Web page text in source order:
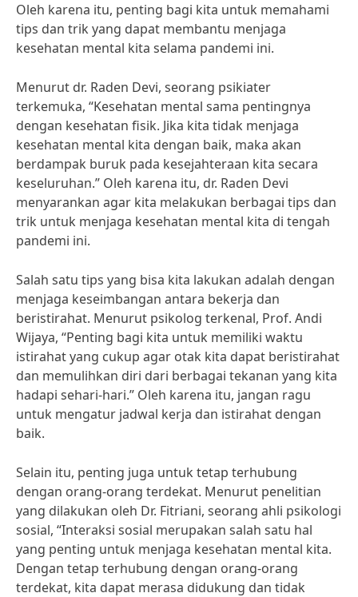
Oleh karena itu, penting bagi kita untuk memahami
tips dan trik yang dapat membantu menjaga
kesehatan mental kita selama pandemi ini.
Menurut dr. Raden Devi, seorang psikiater
terkemuka, “Kesehatan mental sama pentingnya
dengan kesehatan fisik. Jika kita tidak menjaga
kesehatan mental kita dengan baik, maka akan
berdampak buruk pada kesejahteraan kita secara
keseluruhan.” Oleh karena itu, dr. Raden Devi
menyarankan agar kita melakukan berbagai tips dan
trik untuk menjaga kesehatan mental kita di tengah
pandemi ini.
Salah satu tips yang bisa kita lakukan adalah dengan
menjaga keseimbangan antara bekerja dan
beristirahat. Menurut psikolog terkenal, Prof. Andi
Wijaya, “Penting bagi kita untuk memiliki waktu
istirahat yang cukup agar otak kita dapat beristirahat
dan memulihkan diri dari berbagai tekanan yang kita
hadapi sehari-hari.” Oleh karena itu, jangan ragu
untuk mengatur jadwal kerja dan istirahat dengan
baik.
Selain itu, penting juga untuk tetap terhubung
dengan orang-orang terdekat. Menurut penelitian
yang dilakukan oleh Dr. Fitriani, seorang ahli psikologi
sosial, “Interaksi sosial merupakan salah satu hal
yang penting untuk menjaga kesehatan mental kita.
Dengan tetap terhubung dengan orang-orang
terdekat, kita dapat merasa didukung dan tidak